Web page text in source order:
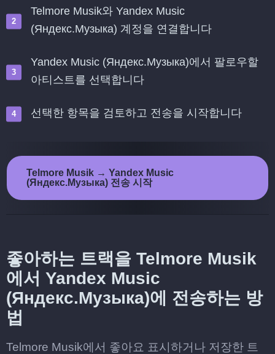
Telmore Musik와 Yandex Music
(Яндекс.Музыка) 계정을 연결합니다
Yandex Music (Яндекс.Музыка)에서 팔로우할
아티스트를 선택합니다
선택한 항목을 검토하고 전송을 시작합니다
Telmore Musik → Yandex Music
(Яндекс.Музыка) 전송 시작
좋아하는 트랙을 Telmore Musik
에서 Yandex Music
(Яндекс.Музыка)에 전송하는 방
법
Telmore Musik에서 좋아요 표시하거나 저장한 트